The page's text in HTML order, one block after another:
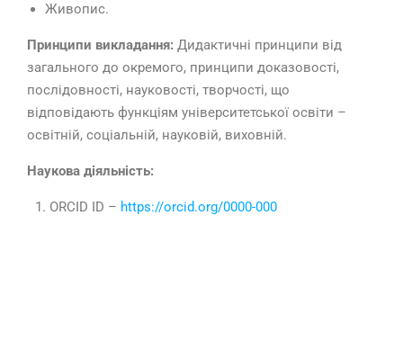
Живопис.
Принципи викладання: Дидактичні принципи від
загального до окремого, принципи доказовості,
послідовності, науковості, творчості, що
відповідають функціям університетської освіти –
освітній, соціальній, науковій, виховній.
Наукова діяльність:
ORCID ID – https://orcid.org/0000-000